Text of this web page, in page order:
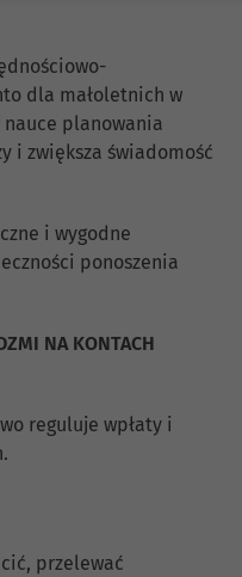
dla małoletnich w
nauce planowania
i zwiększa świadomość
i wygodne
ponoszenia
NA KONTACH
reguluje wpłaty i
przelewać